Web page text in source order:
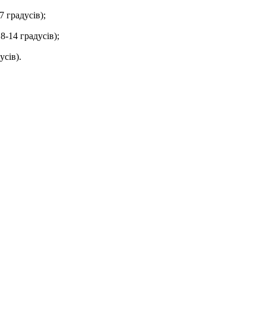
градусів);
14 градусів);